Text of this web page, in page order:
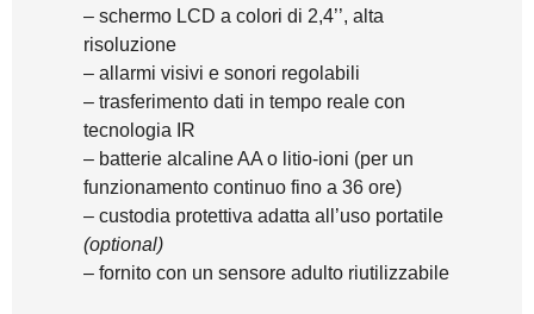
– schermo LCD a colori di 2,4’’, alta
risoluzione
– allarmi visivi e sonori regolabili
– trasferimento dati in tempo reale con
tecnologia IR
– batterie alcaline AA o litio-ioni (per un
funzionamento continuo fino a 36 ore)
– custodia protettiva adatta all’uso portatile
(optional)
– fornito con un sensore adulto riutilizzabile